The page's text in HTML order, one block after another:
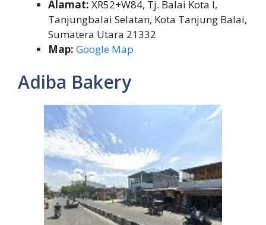
Alamat: XR52+W84, Tj. Balai Kota I,
Tanjungbalai Selatan, Kota Tanjung Balai,
Sumatera Utara 21332
Map: Google Map
Adiba Bakery